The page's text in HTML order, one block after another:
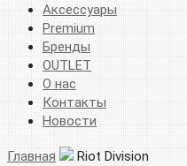
Аксессуары
Premium
Бренды
OUTLET
О нас
Контакты
Новости
Главная
Riot Division